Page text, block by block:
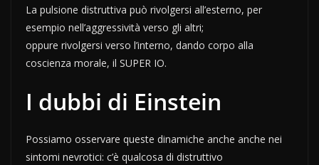
La pulsione distruttiva può rivolgersi all’esterno, per
esempio nell’aggressività verso gli altri;
oppure rivolgersi verso l’interno, dando corpo alla
coscienza morale, il SUPER IO.
I dubbi di Einstein
Possiamo osservare queste dinamiche anche anche nei
sintomi nevrotici: c’è qualcosa di distruttivo